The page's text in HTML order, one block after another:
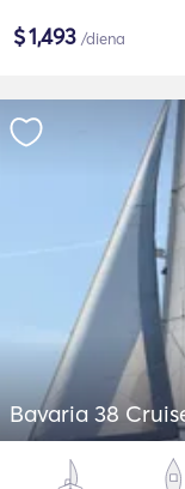
$1,493 /diena
Bavaria 38